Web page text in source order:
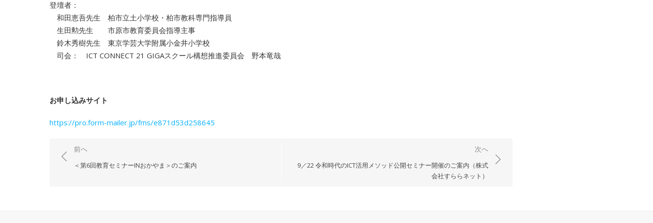
登壇者：
和田恵吾先生 柏市立土小学校・柏市教科専門指導員
生田勲先生 市原市教育委員会指導主事
鈴木秀樹先生 東京学芸大学附属小金井小学校
司会： ICT CONNECT 21 GIGAスクール構想推進委員会 野本竜哉
お申し込みサイト
https://pro.form-mailer.jp/fms/e871d53d258645
前へ
＜第6回教育セミナーINおかやま＞のご案内
次へ
9／22 令和時代のICT活用メソッド公開セミナー開催のご案内（株式
会社すららネット）